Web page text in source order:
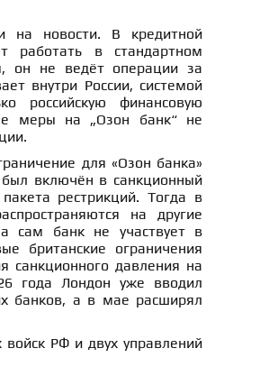
на новости. В кредитной
работать в стандартном
он не ведёт операции за
внутри России, системой
российскую финансовую
меры на „Озон банк“ не
для «Озон банка»
включён в санкционный
рестрикций. Тогда в
на другие
сам банк не участвует в
британские ограничения
санкционного давления на
года Лондон уже вводил
банков, а в мае расширял
войск РФ и двух управлений